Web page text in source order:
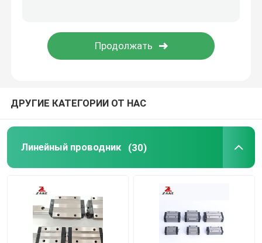
Поддержка конца винта шарика
Руководство по линейному перемещению
Линейный рельс скольжения
ДРУГИЕ КАТЕГОРИИ ОТ НАС
Линейный проводник (30)